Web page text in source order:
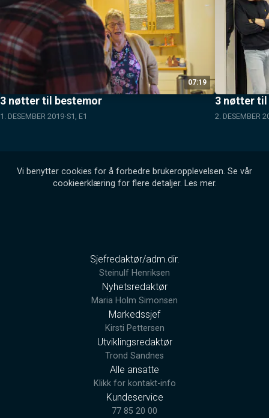
07:19
3 nøtter til bestemor
1. DESEMBER 2019 S1, E1
3 nøtter
2. DESEMBER
Vi benytter cookies for å forbedre brukeropplevelsen. Se vår
cookieerklæring for flere detaljer. Les mer.
Sjefredaktør/adm.dir.
Steinulf Henriksen
Nyhetsredaktør
Maria Holm Simonsen
Markedssjef
Kirsti Pettersen
Utviklingsredaktør
Trond Sandnes
Alle ansatte
Klikk for kontakt-info
Kundeservice
77 85 20 00